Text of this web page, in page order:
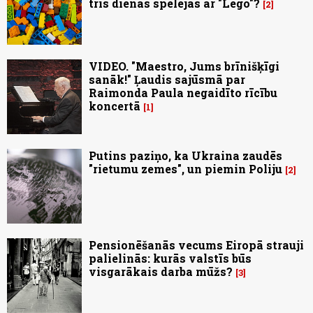
2
VIDEO. "Maestro, Jums brīnišķīgi
sanāk!" Ļaudis sajūsmā par
Raimonda Paula negaidīto rīcību
koncertā
1
Putins paziņo, ka Ukraina zaudēs
"rietumu zemes", un piemin Poliju 2
Pensionēšanās vecums Eiropā strauji
palielinās: kurās valstīs būs
visgarākais darba mūžs? 3